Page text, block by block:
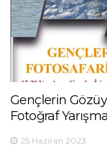
Gençlerin
Fotoğraf
25 Haziran 2023